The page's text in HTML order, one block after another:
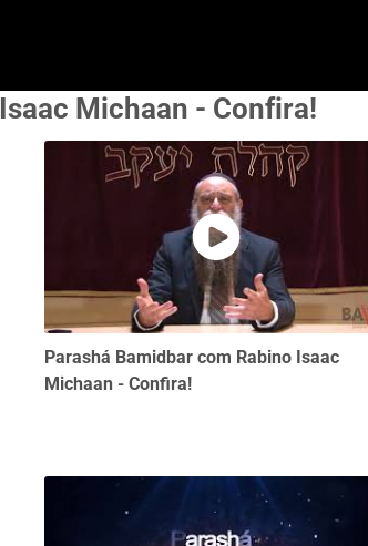
Michaan - Confira!
Parashá Bamidbar com Rabino Isaac
Michaan - Confira!